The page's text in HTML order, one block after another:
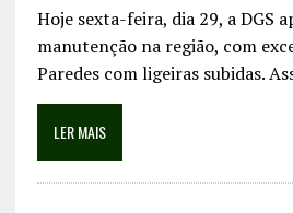
Hoje sexta-feira, dia 29, a DGS
manutenção na região, com
Paredes com ligeiras subidas.
LER MAIS